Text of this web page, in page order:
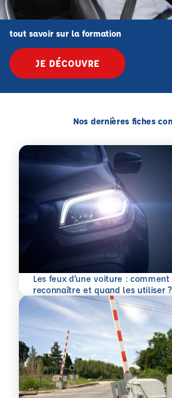
tout savoir sur la formation
JE DÉCOUVRE
Nos dernières fiches
Les feux d’une voiture : comment
reconnaître et quand les utiliser ?
En savoir plus